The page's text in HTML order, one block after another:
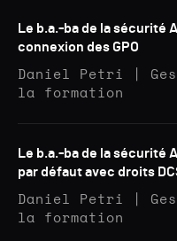
Le b.a.-ba de la sécurité
connexion des GPO
Daniel Petri |
la formation
Le b.a.-ba de la sécurité
par défaut avec droits
Daniel Petri |
la formation